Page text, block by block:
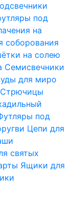
под
на
соборования
на солею
Семисвечники
для миро
Стрючицы
под
Цепи для
святых
Ящики для